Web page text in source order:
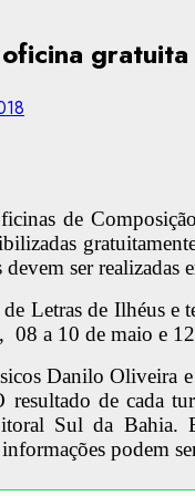
de
ser realizadas
Letras de Ilhéus
08 a 10 de maio e
Danilo Oliveira
de cada
Sul da Bahia.
podem